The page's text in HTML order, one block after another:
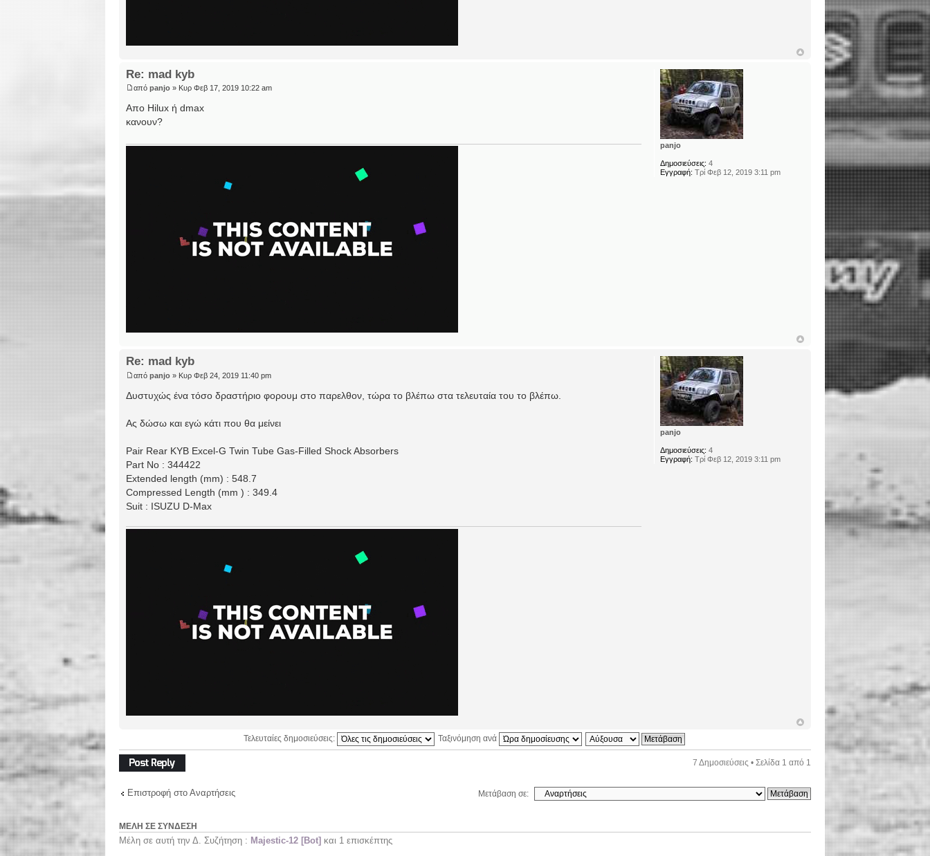
Re: mad kyb
από panjo » Κυρ Φεβ 17, 2019 10:22 am
Απο Hilux ή dmax
κανουν?
panjo
Δημοσιεύσεις: 4
Εγγραφή: Τρί Φεβ 12, 2019 3:11 pm
Re: mad kyb
από panjo » Κυρ Φεβ 24, 2019 11:40 pm
Δυστυχώς ένα τόσο δραστήριο φορουμ στο παρελθον, τώρα το βλέπω στα τελευταία του το βλέπω.
Ας δώσω και εγώ κάτι που θα μείνει
Pair Rear KYB Excel-G Twin Tube Gas-Filled Shock Absorbers
Part No : 344422
Extended length (mm) : 548.7
Compressed Length (mm ) : 349.4
Suit : ISUZU D-Max
panjo
Δημοσιεύσεις: 4
Εγγραφή: Τρί Φεβ 12, 2019 3:11 pm
Τελευταίες δημοσιεύσεις: Ταξινόμηση ανά
Δημιουργία
απάντησης
7 Δημοσιεύσεις • Σελίδα 1 από 1
Επιστροφή στο Αναρτήσεις Μετάβαση σε:
ΜΈΛΗ ΣΕ ΣΎΝΔΕΣΗ
Μέλη σε αυτή την Δ. Συζήτηση : Majestic-12 [Bot] και 1 επισκέπτης